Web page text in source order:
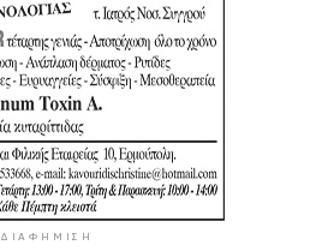
ΔΙΑΦΉΜΙΣΗ